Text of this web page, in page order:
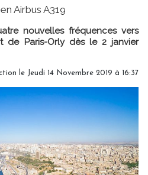
Airbus A319
nouvelles fréquences vers
de Paris-Orly dès le 2 janvier
le Jeudi 14 Novembre 2019 à 16:37